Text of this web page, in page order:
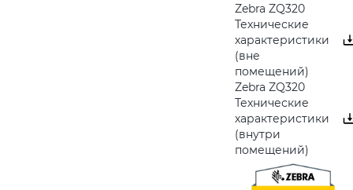
Zebra ZQ320
Технические
характеристики
(вне
помещений)
Zebra ZQ320
Технические
характеристики
(внутри
помещений)